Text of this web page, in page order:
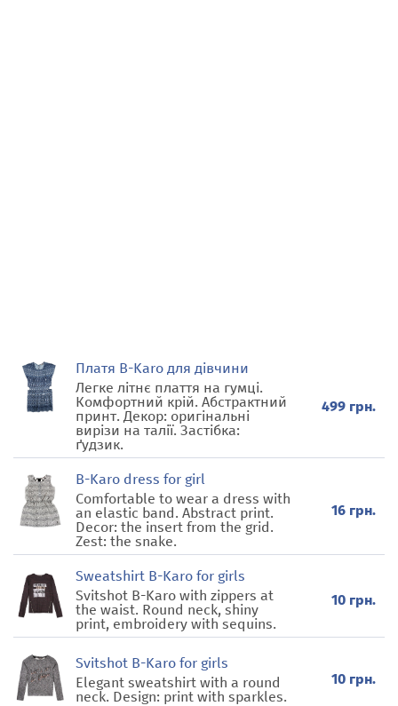
Платя B-Karo для дівчини
Легке літнє плаття на гумці.
Комфортний крій. Абстрактний
принт. Декор: оригінальні
вирізи на талії. Застібка:
ґудзик.
499 грн.
B-Karo dress for girl
Comfortable to wear a dress with
an elastic band. Abstract print.
Decor: the insert from the grid.
Zest: the snake.
16 грн.
Sweatshirt B-Karo for girls
Svitshot B-Karo with zippers at
the waist. Round neck, shiny
print, embroidery with sequins.
10 грн.
Svitshot B-Karo for girls
Elegant sweatshirt with a round
neck. Design: print with sparkles.
10 грн.